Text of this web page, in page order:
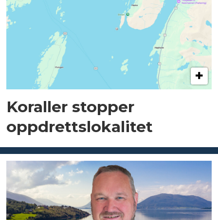
Koraller stopper
oppdrettslokalitet